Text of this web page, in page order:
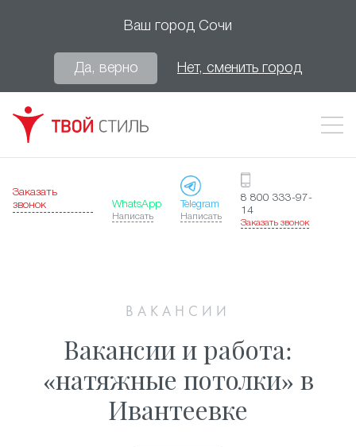
Ваш город Сочи
Да, верно Нет, сменить город
Заказать
звонок
WhatsApp
Написать
Telegram
Написать
8 800 333-97-
14
Заказать звонок
ВАКАНСИИ
Вакансии и работа:
«натяжные потолки» в
Ивантеевке